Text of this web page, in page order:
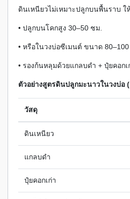
ดินเหนียวไม่เหมาะปลูกบนพื้นราบ ใ
• ปลูกบนโคกสูง 30–50 ซม.
• หรือในวงบ่อซีเมนต์ ขนาด 80–100
• รองก้นหลุมด้วยแกลบดำ + ปุ๋ยคอก
ตัวอย่างสูตรดินปลูกมะนาวในวงบ่อ
วัสดุ
ดินเหนียว
แกลบดำ
ปุ๋ยคอกเก่า